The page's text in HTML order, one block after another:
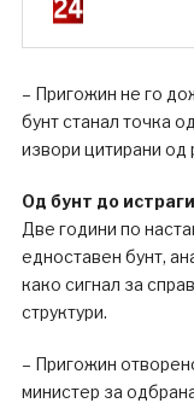
– Пригожин не го
бунт станал точка
извори цитирани од
Од бунт до
Две години по
едноставен бунт,
како сигнал за
структури.
– Пригожин
министер за